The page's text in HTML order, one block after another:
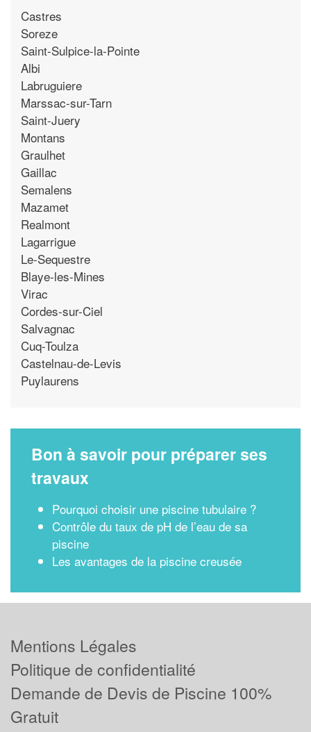
Castres
Soreze
Saint-Sulpice-la-Pointe
Albi
Labruguiere
Marssac-sur-Tarn
Saint-Juery
Montans
Graulhet
Gaillac
Semalens
Mazamet
Realmont
Lagarrigue
Le-Sequestre
Blaye-les-Mines
Virac
Cordes-sur-Ciel
Salvagnac
Cuq-Toulza
Castelnau-de-Levis
Puylaurens
Bon à savoir pour préparer ses
travaux
Pourquoi choisir une piscine tubulaire ?
Contrôle du taux de pH de l’eau de sa
piscine
Les avantages de la piscine creusée
Mentions Légales
Politique de confidentialité
Demande de Devis de Piscine 100%
Gratuit